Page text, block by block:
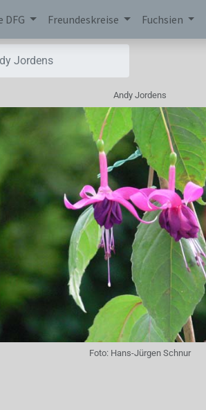
DFG Freundeskreise Fuchsien
Jordens
Andy Jordens
Foto: Hans-Jürgen Schnur